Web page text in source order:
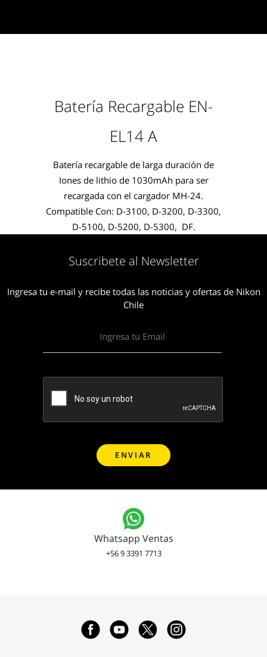
Batería Recargable EN-
EL14 A
Batería recargable de larga duración de
Iones de lithio de 1030mAh para ser
recargada con el cargador MH-24.
Compatible Con: D-3100, D-3200, D-3300,
D-5100, D-5200, D-5300, DF.
Suscribete al Newsletter
Ingresa tu e-mail y recibe todas las noticias y ofertas de Nikon
Chile
Whatsapp Ventas
+56 9 3391 7713